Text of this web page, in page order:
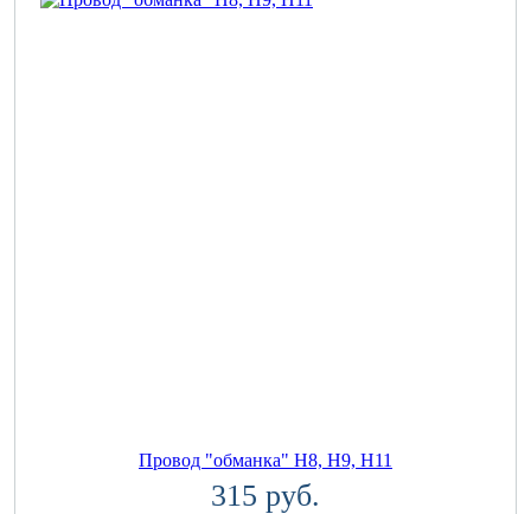
Провод "обманка" H8, H9, H11
315 руб.